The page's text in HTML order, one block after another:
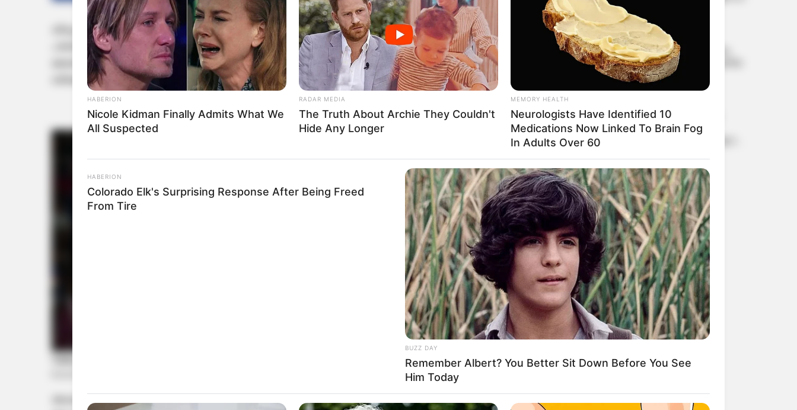
തിരുവനന്തപുരം: വിവാദമായ മാസ്റ്റര്‍പ്ലാനുമായി ബന്ധപ്പെട്ട് തിരുവനന്തപുരം നഗരസഭ വിളിച്ച
പ്രത്യേകയോഗത്തില്‍ വനിതകള്‍ അടക്കുളള ബിജെപി അംഗങ്ങള്‍ക്കെതിരേ കയ്യേറ്റശ്രമം.
മേയര്‍ വി.കെ പ്രശാന്തിന്റെ നേതൃത്വത്തില്‍ സിപിഎം കൗണ്‍സിലര്‍മാരാണ് തര്‍ക്കത്തിനിടെ
ബിജെപി അംഗങ്ങളെ കൈയ്യേറ്റം ചെയ്യാന്‍ മുതിര്‍ന്നത്.
നമ്പറില്‍ പുതിയ താരം
കരാര്‍ ജീവനക്കാരായ
സ്ത്രീകള്‍ക്കും ഗര്‍ഭപാത്രം
നീക്കം ചെയ്യുന്ന ശസ്ത്രക്രിയ
കഴിഞ്ഞാല്‍ അവധി;
നിര്‍ണായക വിധിയുമായി
നിര്‍ണായകം’; വികസിത
ഭാരതത്തിന്റെ ദിശ
HABERION
Nicole Kidman Finally Admits What We
All Suspected
RADAR MEDIA
The Truth About Archie They Couldn't
Hide Any Longer
MEMORY HEALTH
Neurologists Have Identified 10
Medications Now Linked To Brain Fog
In Adults Over 60
HABERION
Colorado Elk's Surprising Response After Being Freed
From Tire
BUZZ DAY
Remember Albert? You Better Sit Down Before You See
Him Today